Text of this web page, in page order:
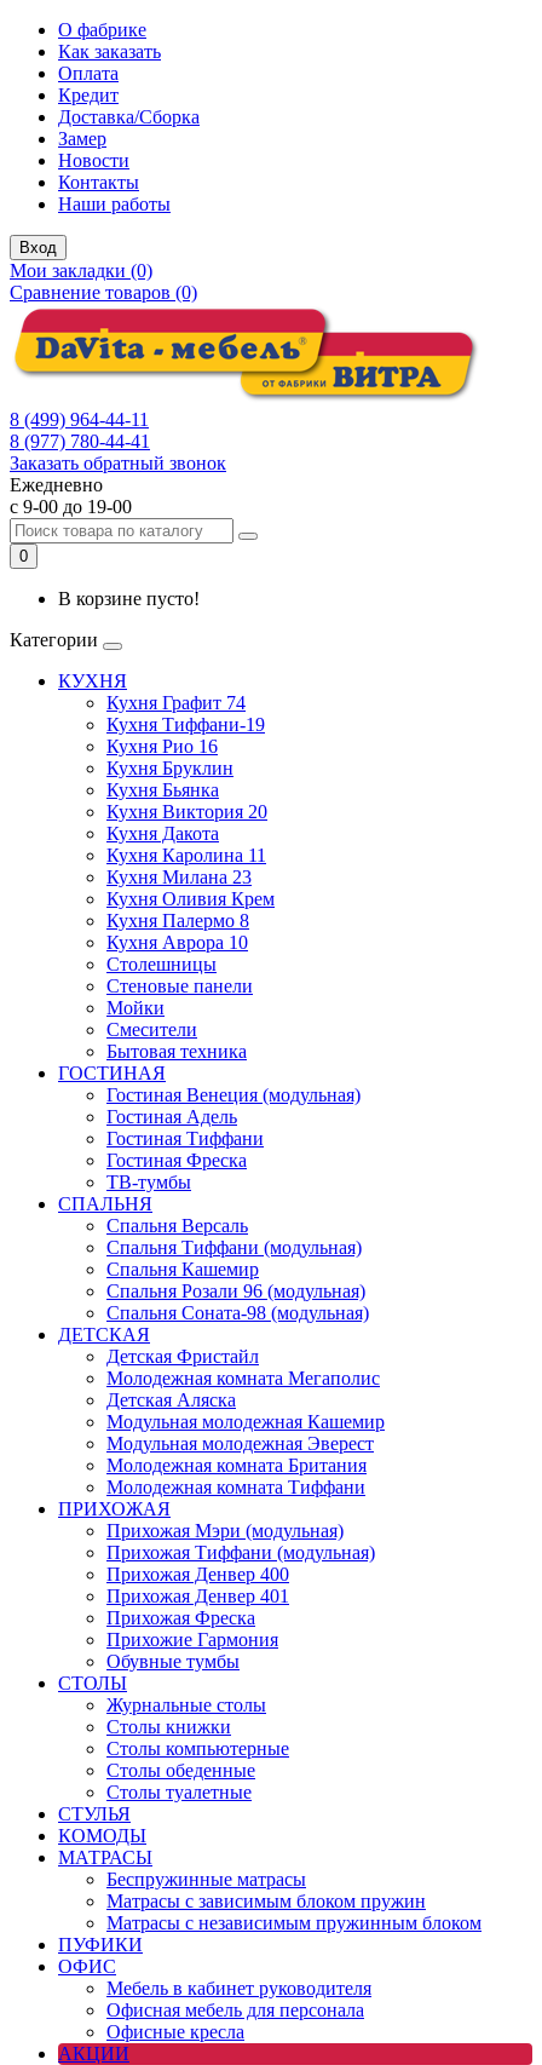
О фабрике
Как заказать
Оплата
Кредит
Доставка/Сборка
Замер
Новости
Контакты
Наши работы
Вход
Мои закладки (0)
Сравнение товаров (0)
8 (499) 964-44-11
8 (977) 780-44-41
Заказать обратный звонок
Ежедневно
с 9-00 до 19-00
0
В корзине пусто!
Категории
КУХНЯ
Кухня Графит 74
Кухня Тиффани-19
Кухня Рио 16
Кухня Бруклин
Кухня Бьянка
Кухня Виктория 20
Кухня Дакота
Кухня Каролина 11
Кухня Милана 23
Кухня Оливия Крем
Кухня Палермо 8
Кухня Аврора 10
Столешницы
Стеновые панели
Мойки
Смесители
Бытовая техника
ГОСТИНАЯ
Гостиная Венеция (модульная)
Гостиная Адель
Гостиная Тиффани
Гостиная Фреска
ТВ-тумбы
СПАЛЬНЯ
Спальня Версаль
Спальня Тиффани (модульная)
Спальня Кашемир
Спальня Розали 96 (модульная)
Спальня Соната-98 (модульная)
ДЕТСКАЯ
Детская Фристайл
Молодежная комната Мегаполис
Детская Аляска
Модульная молодежная Кашемир
Модульная молодежная Эверест
Молодежная комната Британия
Молодежная комната Тиффани
ПРИХОЖАЯ
Прихожая Мэри (модульная)
Прихожая Тиффани (модульная)
Прихожая Денвер 400
Прихожая Денвер 401
Прихожая Фреска
Прихожие Гармония
Обувные тумбы
СТОЛЫ
Журнальные столы
Столы книжки
Столы компьютерные
Столы обеденные
Столы туалетные
СТУЛЬЯ
КОМОДЫ
МАТРАСЫ
Беспружинные матрасы
Матрасы с зависимым блоком пружин
Матрасы с независимым пружинным блоком
ПУФИКИ
ОФИС
Мебель в кабинет руководителя
Офисная мебель для персонала
Офисные кресла
АКЦИИ